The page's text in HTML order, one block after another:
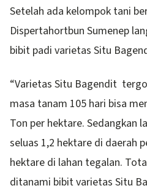
Setelah ada kelompok tani
Dispertahortbun Sumenep
bibit padi varietas Situ
“Varietas Situ Bagendit
masa tanam 105 hari bisa
Ton per hektare. Sedangkan
seluas 1,2 hektare di daerah
hektare di lahan tegalan.
ditanami bibit varietas Situ